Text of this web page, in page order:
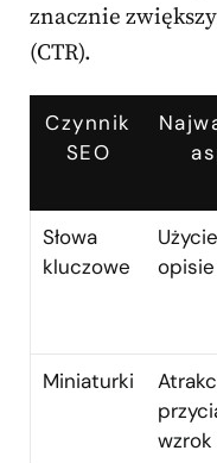
znacznie
(CTR).
Czynnik
SEO
Słowa
kluczowe
Miniaturki